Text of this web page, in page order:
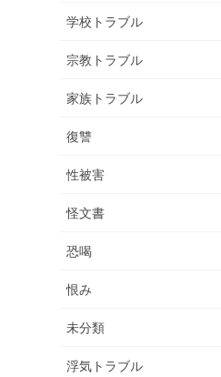
学校トラブル
宗教トラブル
家族トラブル
復讐
性被害
怪文書
恐喝
恨み
未分類
浮気トラブル